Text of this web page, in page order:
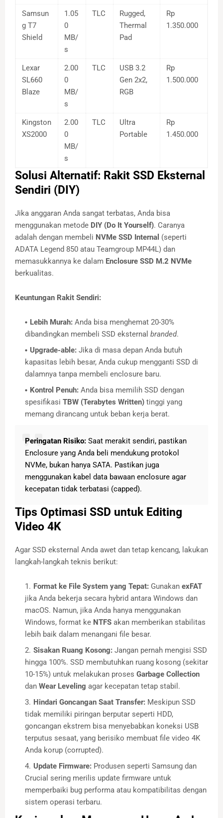
Samsun
g T7
Shield
1.05
0
MB/
s
TLC
Rugged,
Thermal
Pad
Rp
1.350.000
Lexar
SL660
Blaze
2.00
0
MB/
s
TLC
USB 3.2
Gen 2x2,
RGB
Rp
1.500.000
Kingston
XS2000
2.00
0
MB/
s
TLC
Ultra
Portable
Rp
1.450.000
Solusi Alternatif: Rakit SSD Eksternal
Sendiri (DIY)
Jika anggaran Anda sangat terbatas, Anda bisa
menggunakan metode DIY (Do It Yourself). Caranya
adalah dengan membeli NVMe SSD Internal (seperti
ADATA Legend 850 atau Teamgroup MP44L) dan
memasukkannya ke dalam Enclosure SSD M.2 NVMe
berkualitas.
Keuntungan Rakit Sendiri:
Lebih Murah: Anda bisa menghemat 20-30%
dibandingkan membeli SSD eksternal branded.
Upgrade-able: Jika di masa depan Anda butuh
kapasitas lebih besar, Anda cukup mengganti SSD di
dalamnya tanpa membeli enclosure baru.
Kontrol Penuh: Anda bisa memilih SSD dengan
spesifikasi TBW (Terabytes Written) tinggi yang
memang dirancang untuk beban kerja berat.
Peringatan Risiko: Saat merakit sendiri, pastikan
Enclosure yang Anda beli mendukung protokol
NVMe, bukan hanya SATA. Pastikan juga
menggunakan kabel data bawaan enclosure agar
kecepatan tidak terbatasi (capped).
Tips Optimasi SSD untuk Editing
Video 4K
Agar SSD eksternal Anda awet dan tetap kencang, lakukan
langkah-langkah teknis berikut:
Format ke File System yang Tepat: Gunakan exFAT
jika Anda bekerja secara hybrid antara Windows dan
macOS. Namun, jika Anda hanya menggunakan
Windows, format ke NTFS akan memberikan stabilitas
lebih baik dalam menangani file besar.
Sisakan Ruang Kosong: Jangan pernah mengisi SSD
hingga 100%. SSD membutuhkan ruang kosong (sekitar
10-15%) untuk melakukan proses Garbage Collection
dan Wear Leveling agar kecepatan tetap stabil.
Hindari Goncangan Saat Transfer: Meskipun SSD
tidak memiliki piringan berputar seperti HDD,
goncangan ekstrem bisa menyebabkan koneksi USB
terputus sesaat, yang berisiko membuat file video 4K
Anda korup (corrupted).
Update Firmware: Produsen seperti Samsung dan
Crucial sering merilis update firmware untuk
memperbaiki bug performa atau kompatibilitas dengan
sistem operasi terbaru.